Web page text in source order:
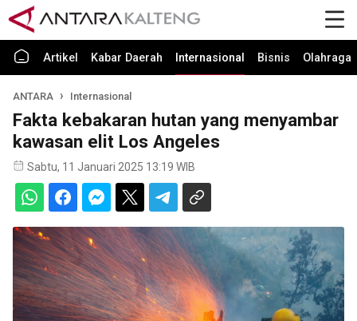
Artikel Kabar Daerah Internasional Bisnis Olahraga
ANTARA Internasional
Fakta kebakaran hutan yang menyambar
kawasan elit Los Angeles
Sabtu, 11 Januari 2025 13:19 WIB